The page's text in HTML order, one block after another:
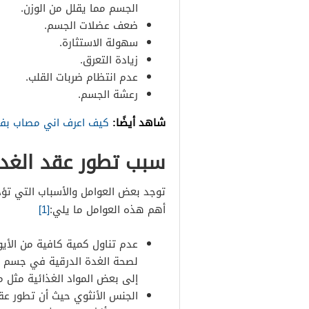
الجسم مما يقلل من الوزن.
ضعف عضلات الجسم.
سهولة الاستثارة.
زيادة التعرق.
عدم انتظام ضربات القلب.
رعشة الجسم.
شاهد أيضًا: كيف اعرف اني مصاب
سبب تطور عقد
توجد بعض العوامل والأسباب التي
أهم هذه العوامل ما يلي:[1]
عدم تناول كمية كافية من
لصحة الغدة الدرقية في جسم
إلى بعض المواد الغذائية مثل
الجنس الأنثوي حيث أن تطور